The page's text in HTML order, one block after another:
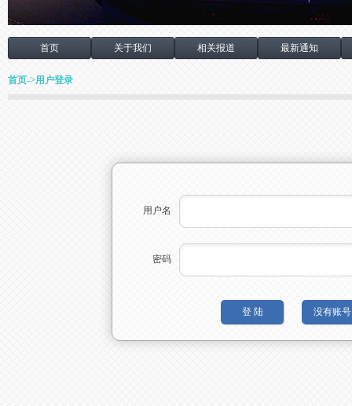
首页 关于我们 相关报道 最新通知
首页->用户登录
用户名
密码